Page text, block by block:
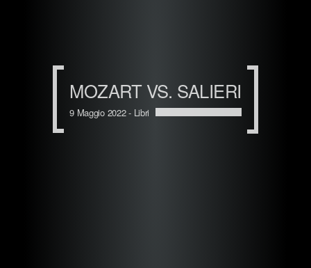
MOZART VS. SALIERI
9 Maggio 2022 - Libri